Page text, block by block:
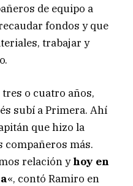
de equipo a
fondos y que
trabajar y
o cuatro años,
subí a Primera. Ahí
que hizo la
compañeros más.
relación yhoy en
«, contó Ramiro en